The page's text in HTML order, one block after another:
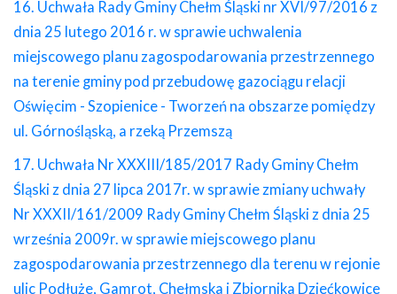
16. Uchwała Rady Gminy Chełm Śląski nr XVI/97/2016 z
dnia 25 lutego 2016 r. w sprawie uchwalenia
miejscowego planu zagospodarowania przestrzennego
na terenie gminy pod przebudowę gazociągu relacji
Oświęcim - Szopienice - Tworzeń na obszarze pomiędzy
ul. Górnośląską, a rzeką Przemszą
17. Uchwała Nr XXXIII/185/2017 Rady Gminy Chełm
Śląski z dnia 27 lipca 2017r. w sprawie zmiany uchwały
Nr XXXII/161/2009 Rady Gminy Chełm Śląski z dnia 25
września 2009r. w sprawie miejscowego planu
zagospodarowania przestrzennego dla terenu w rejonie
ulic Podłuże, Gamrot, Chełmska i Zbiornika Dziećkowice